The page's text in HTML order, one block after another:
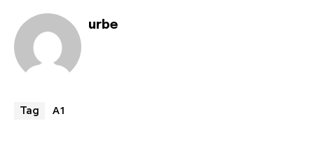
urbe
Tag A1